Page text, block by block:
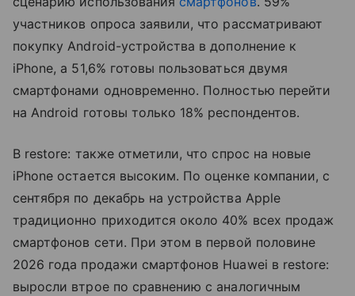
участников опроса заявили, что рассматривают
покупку Android-устройства в дополнение к
iPhone, а 51,6% готовы пользоваться двумя
смартфонами одновременно. Полностью перейти
на Android готовы только 18% респондентов.
В restore: также отметили, что спрос на новые
iPhone остается высоким. По оценке компании, с
сентября по декабрь на устройства Apple
традиционно приходится около 40% всех продаж
смартфонов сети. При этом в первой половине
2026 года продажи смартфонов Huawei в restore:
выросли втрое по сравнению с аналогичным